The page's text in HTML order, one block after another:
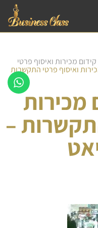
קידום מכירות ואיסוף פרטי
ואיסוף פרטי התקשרות
מכירות
–